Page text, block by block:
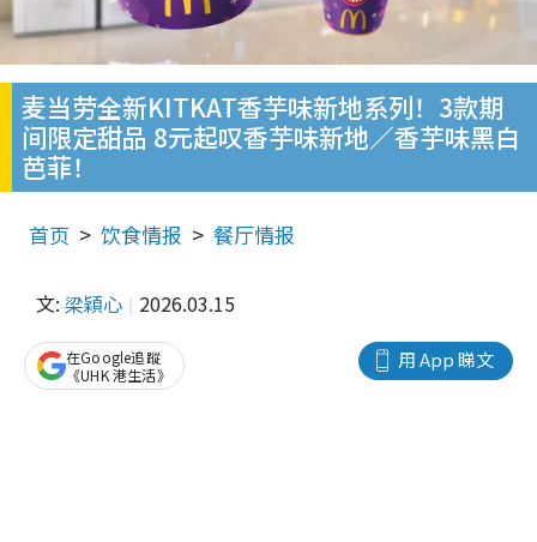
麦当劳全新KITKAT香芋味新地系列！3款期
间限定甜品 8元起叹香芋味新地／香芋味黑白
芭菲！
首页 饮食情报 餐厅情报
文: 梁穎心 2026.03.15
用 App 睇文
在Google追蹤
《UHK 港生活》